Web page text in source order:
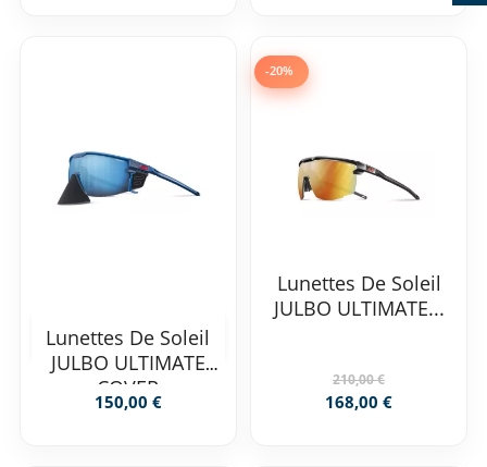
Lunettes De Soleil
JULBO ULTIMATE
COVER
150,00 €
-20%
Lunettes De Soleil
JULBO ULTIMATE...
210,00 €
168,00 €